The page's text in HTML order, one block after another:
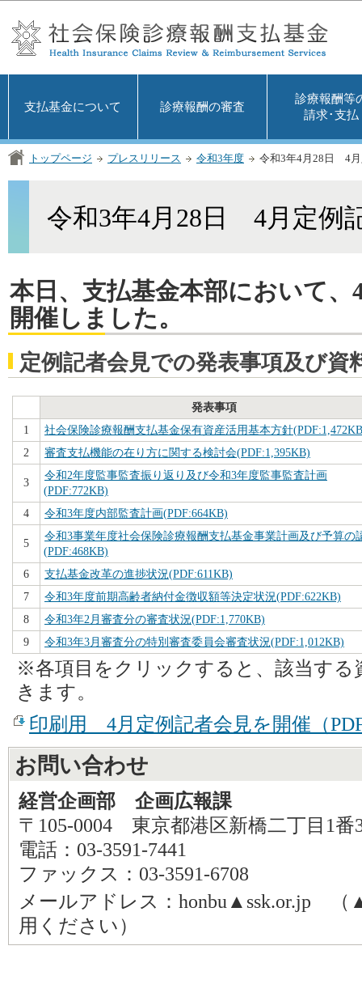
支払基金について 診療報酬の審査
診療報酬等
請求･支払
トップページ プレスリリース 令和3年度 令和3年4月28日 4月
令和3年4月28日 4月定例
本日、支払基金本部において、
開催しました。
定例記者会見での発表事項及び資
発表事項
1
社会保険診療報酬支払基金保有資産活用基本方針
2
審査支払機能の在り方に関する検討会(PDF:1,395KB)
3
令和2年度監事監査振り返り及び令和3年度監事監査計画
(PDF:772KB)
4
令和3年度内部監査計画(PDF:664KB)
5
令和3事業年度社会保険診療報酬支払基金事業計画及び予算の
(PDF:468KB)
6
支払基金改革の進捗状況(PDF:611KB)
7
令和3年度前期高齢者納付金徴収額等決定状況(PDF:622KB)
8
令和3年2月審査分の審査状況(PDF:1,770KB)
9
令和3年3月審査分の特別審査委員会審査状況(PDF:1,012KB)
※各項目をクリックすると、該当する
きます。
印刷用 4月定例記者会見を開催（
お問い合わせ
経営企画部 企画広報課
〒105-0004 東京都港区新橋二丁目1番
電話：03-3591-7441
ファックス：03-3591-6708
メールアドレス：honbu▲ssk.or.jp （
用ください）